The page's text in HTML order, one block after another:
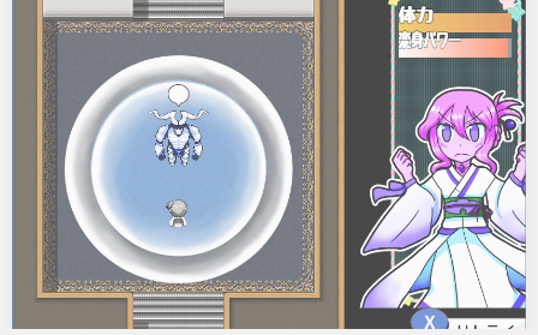
かなちゃんが侵入した怪人の本拠地、『研究所』！ そこに立ち
はだかる怪人は近づくだけで『時間停止』によって敗北となってし
まいます。上手く怪人の間をくぐり抜けてゴールに辿り着かないと
いけません。 なお、この時間停止は『認識できない間に交尾され
るので、何をされたのかすぐには分からない』タイプの時間停止…